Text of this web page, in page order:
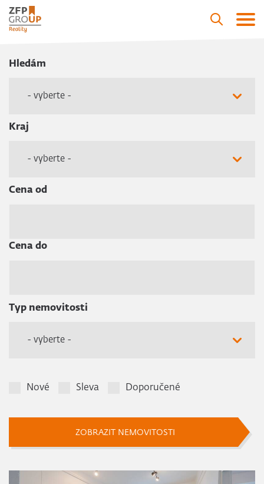
Hledám
- vyberte -
Kraj
- vyberte -
Cena od
Cena do
Typ nemovitosti
- vyberte -
Nové Sleva Doporučené
ZOBRAZIT NEMOVITOSTI